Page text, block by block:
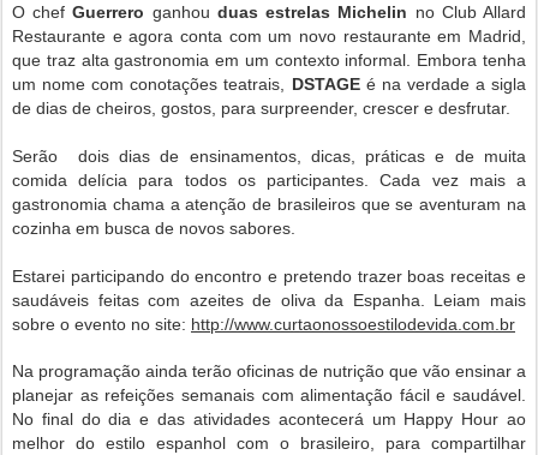
O chefGuerrero ganhou duas estrelas Michelin no Club Allard
Restaurante e agora conta com um novo restaurante em Madrid,
que traz alta gastronomia em um contexto informal. Embora tenha
um nome com conotações teatrais, DSTAGEé na verdade a sigla
de dias de cheiros, gostos, para surpreender, crescer e desfrutar.
Serão dois dias de ensinamentos, dicas, práticas e de muita
comida delícia para todos os participantes. Cada vez mais a
gastronomia chama a atenção de brasileiros que se aventuram na
cozinha em busca de novos sabores.
Estarei participando do encontro e pretendo trazer boas receitas e
saudáveis feitas com azeites de oliva da Espanha. Leiam mais
sobre o evento no site: http://www.curtaonossoestilodevida.com.br
Na programação ainda terão oficinas de nutrição que vão ensinar a
planejar as refeições semanais com alimentação fácil e saudável.
No final do dia e das atividades acontecerá um Happy Hour ao
melhor do estilo espanhol com o brasileiro, para compartilhar